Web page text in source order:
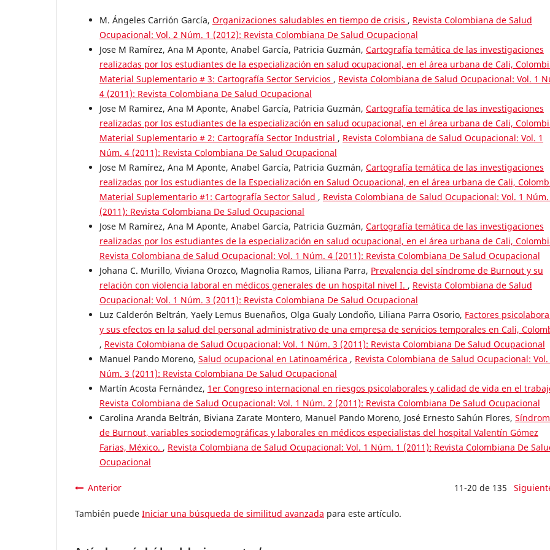
M. Ángeles Carrión García, Organizaciones saludables en tiempo de crisis , Revista Colombiana de Salud
Ocupacional: Vol. 2 Núm. 1 (2012): Revista Colombiana De Salud Ocupacional
Jose M Ramírez, Ana M Aponte, Anabel García, Patricia Guzmán, Cartografía temática de las investigaciones
realizadas por los estudiantes de la especialización en salud ocupacional, en el área urbana de Cali,
Material Suplementario # 3: Cartografía Sector Servicios , Revista Colombiana de Salud Ocupacional: Vol. 1
4 (2011): Revista Colombiana De Salud Ocupacional
Jose M Ramirez, Ana M Aponte, Anabel García, Patricia Guzmán, Cartografía temática de las investigaciones
realizadas por los estudiantes de la especialización en salud ocupacional, en el área urbana de Cali,
Material Suplementario # 2: Cartografía Sector Industrial , Revista Colombiana de Salud Ocupacional: Vol. 1
Núm. 4 (2011): Revista Colombiana De Salud Ocupacional
Jose M Ramírez, Ana M Aponte, Anabel García, Patricia Guzmán, Cartografía temática de las investigaciones
realizadas por los estudiantes de la Especialización en Salud Ocupacional, en el área urbana de Cali,
Material Suplementario #1: Cartografía Sector Salud , Revista Colombiana de Salud Ocupacional: Vol. 1
(2011): Revista Colombiana De Salud Ocupacional
Jose M Ramírez, Ana M Aponte, Anabel García, Patricia Guzmán, Cartografía temática de las investigaciones
realizadas por los estudiantes de la especialización en salud ocupacional, en el área urbana de Cali,
Revista Colombiana de Salud Ocupacional: Vol. 1 Núm. 4 (2011): Revista Colombiana De Salud Ocupacional
Johana C. Murillo, Viviana Orozco, Magnolia Ramos, Liliana Parra, Prevalencia del síndrome de Burnout y su
relación con violencia laboral en médicos generales de un hospital nivel I. , Revista Colombiana de Salud
Ocupacional: Vol. 1 Núm. 3 (2011): Revista Colombiana De Salud Ocupacional
Luz Calderón Beltrán, Yaely Lemus Buenaños, Olga Gualy Londoño, Liliana Parra Osorio, Factores
y sus efectos en la salud del personal administrativo de una empresa de servicios temporales en Cali,
, Revista Colombiana de Salud Ocupacional: Vol. 1 Núm. 3 (2011): Revista Colombiana De Salud Ocupacional
Manuel Pando Moreno, Salud ocupacional en Latinoamérica , Revista Colombiana de Salud Ocupacional: Vol.
Núm. 3 (2011): Revista Colombiana De Salud Ocupacional
Martín Acosta Fernández, 1er Congreso internacional en riesgos psicolaborales y calidad de vida en el
Revista Colombiana de Salud Ocupacional: Vol. 1 Núm. 2 (2011): Revista Colombiana De Salud Ocupacional
Carolina Aranda Beltrán, Biviana Zarate Montero, Manuel Pando Moreno, José Ernesto Sahún Flores,
de Burnout, variables sociodemográficas y laborales en médicos especialistas del hospital Valentín Gómez
Farias, México. , Revista Colombiana de Salud Ocupacional: Vol. 1 Núm. 1 (2011): Revista Colombiana De
Ocupacional
Anterior 11-20 de 135
También puede Iniciar una búsqueda de similitud avanzada para este artículo.